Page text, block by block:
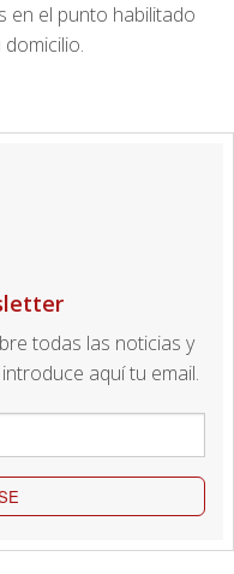
en el punto habilitado
todas las noticias y
aquí tu email.